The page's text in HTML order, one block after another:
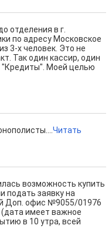
отделения в г.
по адресу Московское
3-х человек. Это не
Так один кассир, один
"Кредиты". Моей целью
Читать
возможность купить
подать заявку на
Доп. офис №9055/01976
(дата имеет важное
в 10 утра, всей